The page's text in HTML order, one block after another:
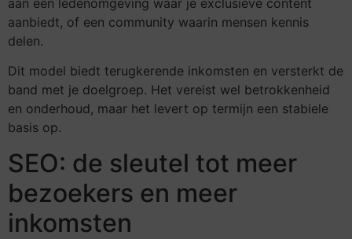
aan een ledenomgeving waar je exclusieve content
aanbiedt, of een community waarin mensen kennis
delen.
Dit model biedt terugkerende inkomsten en versterkt de
band met je doelgroep. Het vereist wel betrokkenheid
en onderhoud, maar het levert op termijn een stabiele
basis op.
SEO: de sleutel tot meer
bezoekers en meer
inkomsten